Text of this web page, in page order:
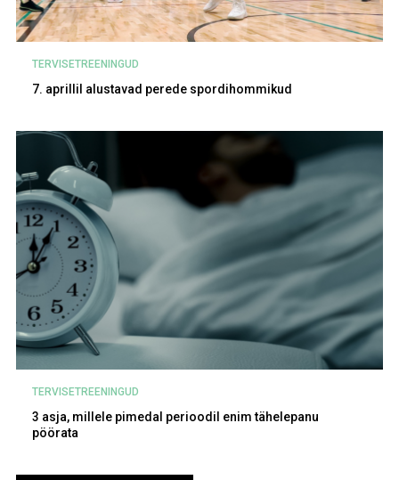
TERVISETREENINGUD
7. aprillil alustavad perede spordihommikud
TERVISETREENINGUD
3 asja, millele pimedal perioodil enim tähelepanu
pöörata